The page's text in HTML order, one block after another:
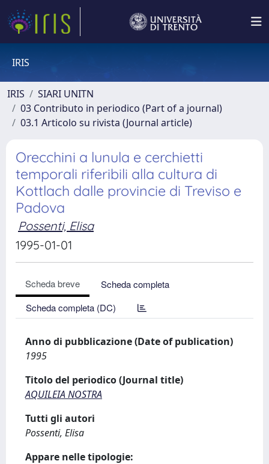
IRIS
IRIS
SIARI UNITN
03 Contributo in periodico (Part of a journal)
03.1 Articolo su rivista (Journal article)
Orecchini a lunula e cerchietti
temporali riferibili alla cultura di
Kottlach dalle provincie di Treviso e
Padova
Possenti, Elisa
1995-01-01
Scheda breve
Scheda completa
Scheda completa (DC)
Anno di pubblicazione (Date of publication)
1995
Titolo del periodico (Journal title)
AQUILEIA NOSTRA
Tutti gli autori
Possenti, Elisa
Appare nelle tipologie: